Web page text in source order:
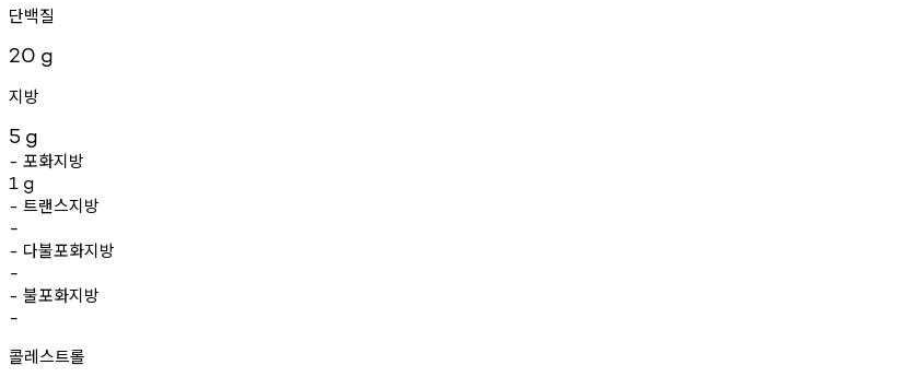
단백질
20 g
지방
5 g
- 포화지방
1 g
- 트랜스지방
-
- 다불포화지방
-
- 불포화지방
-
콜레스트롤